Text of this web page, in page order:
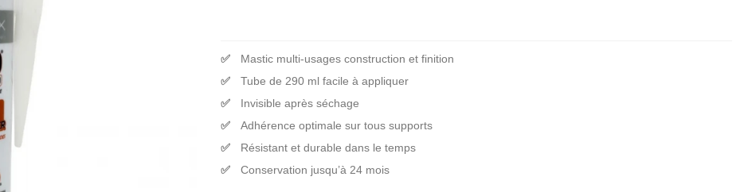
Mastic multi-usages construction et finition
Tube de 290 ml facile à appliquer
Invisible après séchage
Adhérence optimale sur tous supports
Résistant et durable dans le temps
Conservation jusqu’à 24 mois